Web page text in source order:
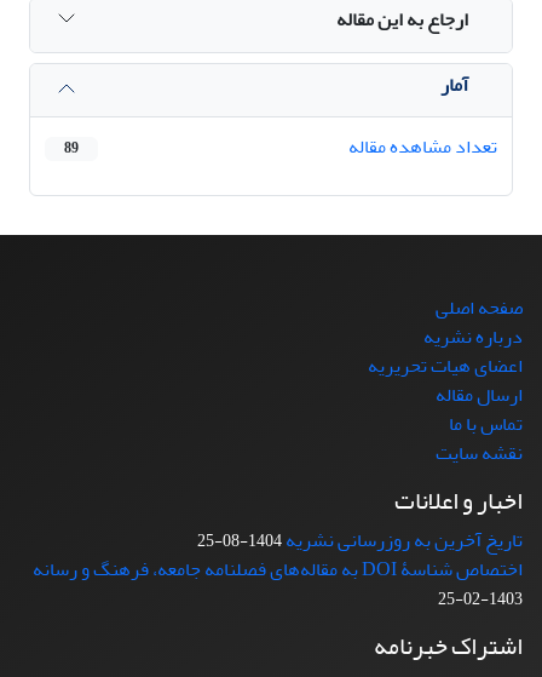
ارجاع به این مقاله
آمار
تعداد مشاهده مقاله
89
صفحه اصلی
درباره نشریه
اعضای هیات تحریریه
ارسال مقاله
تماس با ما
نقشه سایت
اخبار و اعلانات
تاریخ آخرین به روزرسانی نشریه1404-08-25
اختصاص شناسۀ DOI به مقاله‌های فصلنامه جامعه، فرهنگ و رسانه
1403-02-25
اشتراک خبرنامه